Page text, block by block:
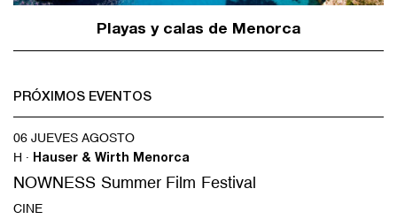
Playas y calas de Menorca
PRÓXIMOS EVENTOS
06 JUEVES AGOSTO
H · Hauser & Wirth Menorca
NOWNESS Summer Film Festival
CINE